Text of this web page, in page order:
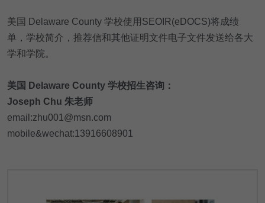
美国 Delaware County 学校使用SEOIR(eDOCS)将成绩
单，学校简介，推荐信和其他证明文件电子文件发送给各大
学和学院。
美国 Delaware County 学校招生咨询：
Joseph Chu 朱老师
email:zhu001@msn.com
mobile&wechat:13916608901